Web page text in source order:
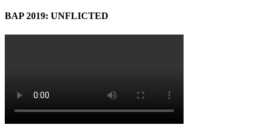
BAP 2019: UNFLICTED